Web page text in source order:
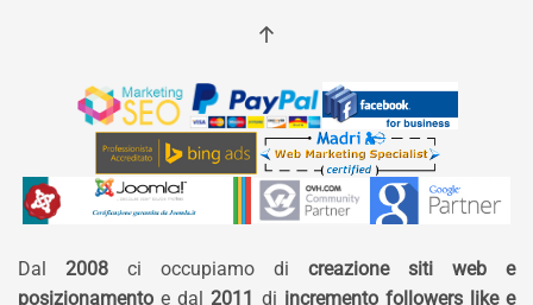
Dal 2008 ci occupiamo di creazione siti web e
posizionamento e dal 2011 di incremento followers like e